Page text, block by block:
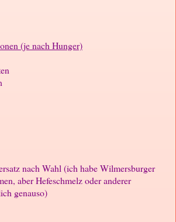
(je nach Hunger)
nach Wahl (ich habe Wilmersburger
aber Hefeschmelz oder anderer
genauso)